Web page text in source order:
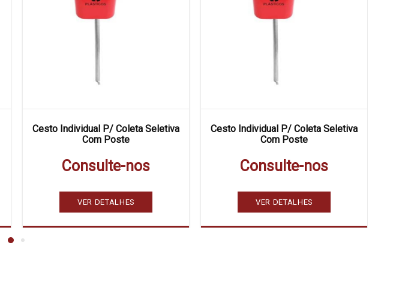
Cesto Individual P/ Coleta Seletiva
Com Poste
Consulte-nos
VER DETALHES
Cesto Individual P/ Coleta Seletiva
Com Poste
Consulte-nos
VER DETALHES